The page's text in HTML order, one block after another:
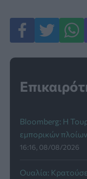
Bloomberg: Η
εμπορικών
16:16, 08/08/2026
Ουαλία: